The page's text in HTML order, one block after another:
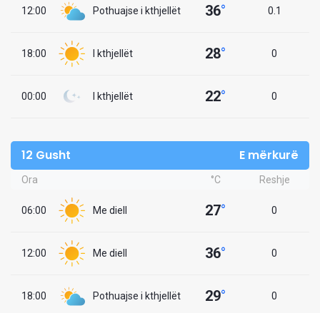
12:00 Pothuajse i kthjellët 36° 0.1
18:00 I kthjellët 28° 0
00:00 I kthjellët 22° 0
12 Gusht E mërkurë
Ora °C Reshje
06:00 Me diell 27° 0
12:00 Me diell 36° 0
18:00 Pothuajse i kthjellët 29° 0